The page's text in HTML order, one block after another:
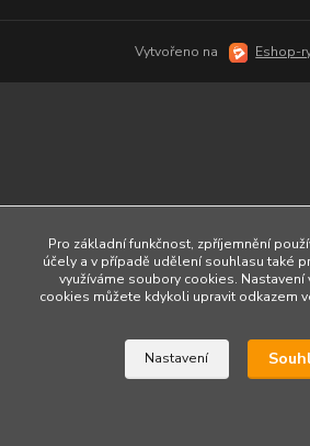
Vytvořeno na Eshop-
Pro základní funkčnost, zpříjemnění
účely a v případě udělení souhlasu také
využíváme soubory cookies.
cookies můžete kdykoli upravit odkazem
Nastavení